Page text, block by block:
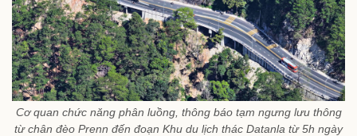
Cơ quan chức năng phân luồng, thông báo tạm ngưng lưu thông
từ chân đèo Prenn đến đoạn Khu du lịch thác Datanla từ 5h ngày